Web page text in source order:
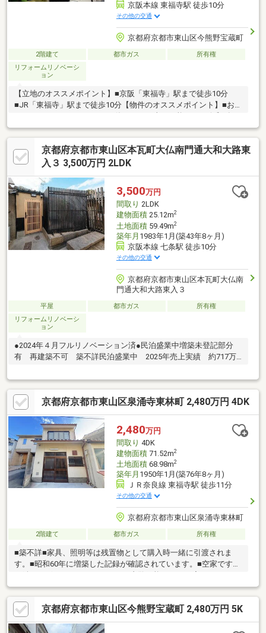
京阪本線 東福寺駅 徒歩10分
その他の交通
京都府京都市東山区今熊野宝蔵町
2階建て 都市ガス
所有権
リフォームリノベーシ
ョン
【立地のオススメポイント】■京阪「東福寺」駅まで徒歩10分
■JR「東福寺」駅まで徒歩10分【物件のオススメポイント】■お好
月改装済≫●全室畳表替●建具交換●門扉交換現地見学会（事前に
必ず予約してください）日程／公開中時間／10：00～19：00土日
祝は勿論の事、平日もご内覧頂けます！ご都合の良い日時を頂け
ればスタッフが現地をご案内させていただきます。見学の際はお
話の際、担当者に内覧希望物件とコースをお伝えくださいませ！
京都府京都市東山区本瓦町大仏南門通大和大路東
入３ 3,500万円 2LDK
3,500万円
間取り 2LDK
建物面積25.12m2
土地面積59.49m2
築年月 1983年1月(築43年8ヶ月)
京阪本線 七条駅 徒歩10分
その他の交通
京都府京都市東山区本瓦町大仏南
門通大和大路東入３
平屋 都市ガス
所有権
リフォームリノベーシ
ョン
●2024年４月フルリノベーション済●民泊盛業中増築未登記部分
有 再建築不可 築不詳民泊盛業中 2025年売上実績 約717万
京都府京都市東山区泉涌寺東林町 2,480万円 4DK
2,480万円
間取り 4DK
建物面積71.52m2
土地面積68.98m2
築年月 1950年1月(築76年8ヶ月)
ＪＲ奈良線 東福寺駅 徒歩11分
その他の交通
京都府京都市東山区泉涌寺東林町
2階建て 都市ガス 所有権
■築不詳■家具、照明等は残置物として購入時一緒に引渡されま
す。■昭和60年に増築した記録が確認されています。■空家ですの
ご内覧下さい。０１２０－０２１－３１３までお気軽にお問い合
わせ下さい。■経験年数10年以上の営業スタッフ在籍、宅地建物
取引士・古民家鑑定士1級等も取得しておりますのでご安心くださ
い。
京都府京都市東山区今熊野宝蔵町 2,480万円 5K